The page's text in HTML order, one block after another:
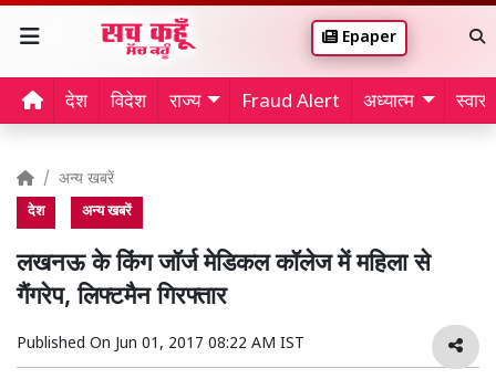
Epaper
देश विदेश राज्य Fraud Alert अध्यात्म
अन्य खबरें
देश अन्य खबरें
लखनऊ के किंग जॉर्ज मेडिकल कॉलेज में महिला से
गैंगरेप, लिफ्टमैन गिरफ्तार
Published On Jun 01, 2017 08:22 AM IST